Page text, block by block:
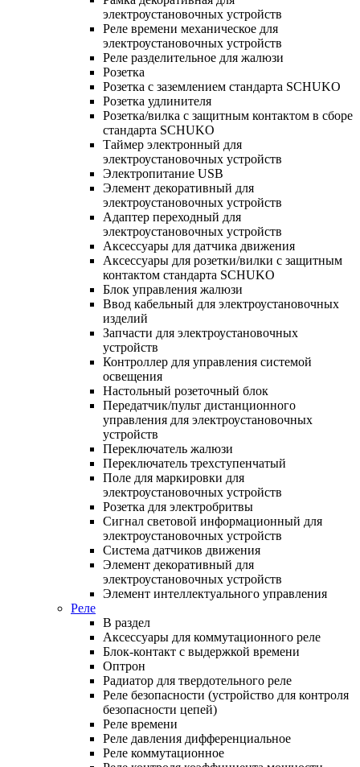
электроустановочных устройств
Реле времени механическое для
электроустановочных устройств
Реле разделительное для жалюзи
Розетка
Розетка с заземлением стандарта SCHUKO
Розетка удлинителя
Розетка/вилка с защитным контактом в сборе
стандарта SCHUKO
Таймер электронный для
электроустановочных устройств
Электропитание USB
Элемент декоративный для
электроустановочных устройств
Адаптер переходный для
электроустановочных устройств
Аксессуары для датчика движения
Аксессуары для розетки/вилки с защитным
контактом стандарта SCHUKO
Блок управления жалюзи
Ввод кабельный для электроустановочных
изделий
Запчасти для электроустановочных
устройств
Контроллер для управления системой
освещения
Настольный розеточный блок
Передатчик/пульт дистанционного
управления для электроустановочных
устройств
Переключатель жалюзи
Переключатель трехступенчатый
Поле для маркировки для
электроустановочных устройств
Розетка для электробритвы
Сигнал световой информационный для
электроустановочных устройств
Система датчиков движения
Элемент декоративный для
электроустановочных устройств
Элемент интеллектуального управления
Реле
В раздел
Аксессуары для коммутационного реле
Блок-контакт с выдержкой времени
Оптрон
Радиатор для твердотельного реле
Реле безопасности (устройство для контроля
безопасности цепей)
Реле времени
Реле давления дифференциальное
Реле коммутационное